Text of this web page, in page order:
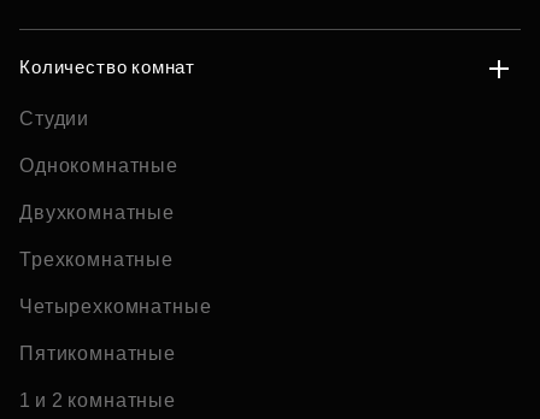
Количество комнат
Студии
Однокомнатные
Двухкомнатные
Трехкомнатные
Четырехкомнатные
Пятикомнатные
1 и 2 комнатные